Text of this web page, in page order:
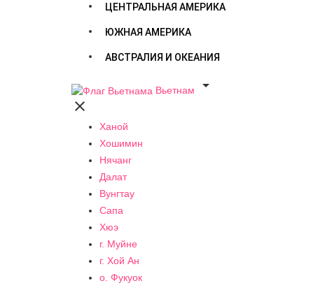
ЦЕНТРАЛЬНАЯ АМЕРИКА
ЮЖНАЯ АМЕРИКА
АВСТРАЛИЯ И ОКЕАНИЯ
Вьетнам


Ханой
Хошимин
Нячанг
Далат
Вунгтау
Сапа
Хюэ
г. Муйне
г. Хой Ан
о. Фукуок